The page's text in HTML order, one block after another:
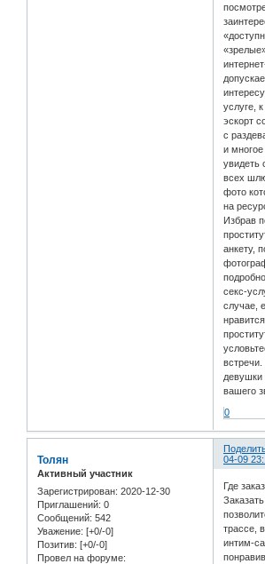
услуге,
эскорт
с
и
увидеть
всех
фото
на
Избрав
анкету,
секс-
случае,
девушки
вашего
0
04-09
Толян
Активный участник
Зарегистрирован: 2020-12-30
Приглашений: 0
Сообщений: 542
Уважение: [+0/-0]
Позитив: [+0/-0]
Провел на форуме:
Где
трассе,
интим-